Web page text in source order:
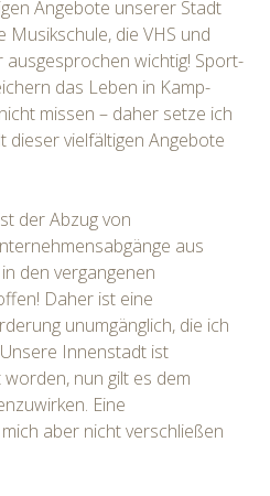
Angebote unserer Stadt
Musikschule, die VHS und
wichtig! Sport-
das Leben in Kamp-
missen – daher setze ich
dieser vielfältigen Angebote
der Abzug von
aus
den vergangenen
Daher ist eine
unumgänglich, die ich
Innenstadt ist
nun gilt es dem
Eine
aber nicht verschließen